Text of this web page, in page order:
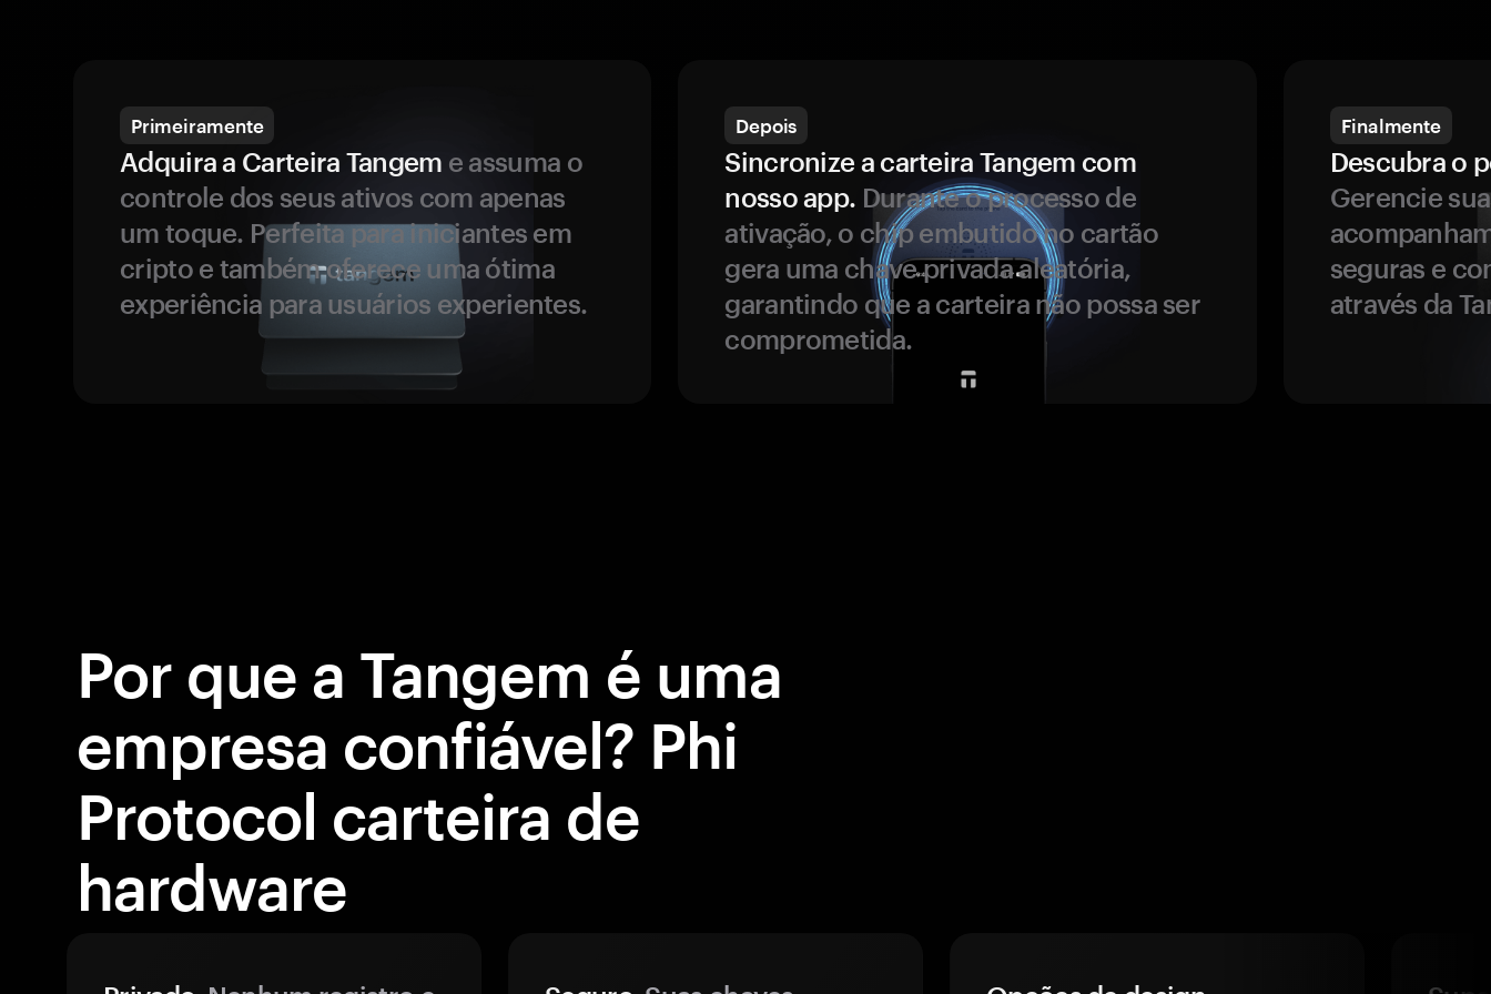
Primeiramente
Adquira a Carteira Tangem e assuma o
controle dos seus ativos com apenas
um toque. Perfeita para iniciantes em
cripto e também oferece uma ótima
experiência para usuários experientes.
Depois
Sincronize a carteira Tangem com
nosso app. Durante o processo de
ativação, o chip embutido no cartão
gera uma chave privada aleatória,
garantindo que a carteira não possa ser
comprometida.
Finalmente
Descubra o
Gerencie
seguras e
através da
Por que a Tangem é uma
empresa confiável? Phi
Protocol carteira de
hardware